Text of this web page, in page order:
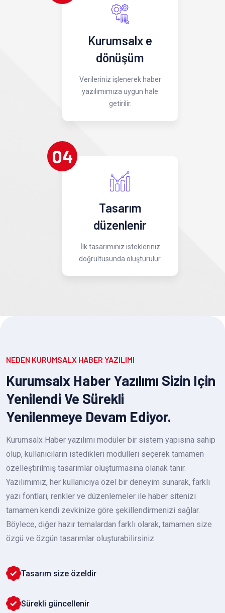
Kurumsalx e
dönüşüm
Verileriniz işlenerek haber
yazılımımıza uygun hale
getirilir.
04
Tasarım
düzenlenir
İlk tasarımınız istekleriniz
doğrultusunda oluşturulur.
NEDEN KURUMSALX HABER YAZILIMI
Kurumsalx Haber Yazılımı Sizin Için
Yenilendi Ve Sürekli
Yenilenmeye Devam Ediyor.
Kurumsalx Haber yazılımı modüler bir sistem yapısına sahip
olup, kullanıcıların istedikleri modülleri seçerek tamamen
özelleştirilmiş tasarımlar oluşturmasına olanak tanır.
Yazılımımız, her kullanıcıya özel bir deneyim sunarak, farklı
yazı fontları, renkler ve düzenlemeler ile haber sitenizi
tamamen kendi zevkinize göre şekillendirmenizi sağlar.
Böylece, diğer hazır temalardan farklı olarak, tamamen size
özgü ve özgün tasarımlar oluşturabilirsiniz.
Tasarım size özeldir
Sürekli güncellenir